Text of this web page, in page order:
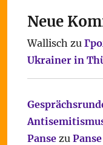
Neue
Wallisch zu
Ukrainer in
Pansezu